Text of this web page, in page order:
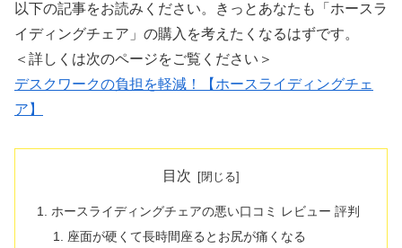
以下の記事をお読みください。きっとあなたも「ホースラ
イディングチェア」の購入を考えたくなるはずです。
＜詳しくは次のページをご覧ください＞
デスクワークの負担を軽減！【ホースライディングチェ
ア】
目次
ホースライディングチェアの悪い口コミ レビュー 評判
座面が硬くて長時間座るとお尻が痛くなる